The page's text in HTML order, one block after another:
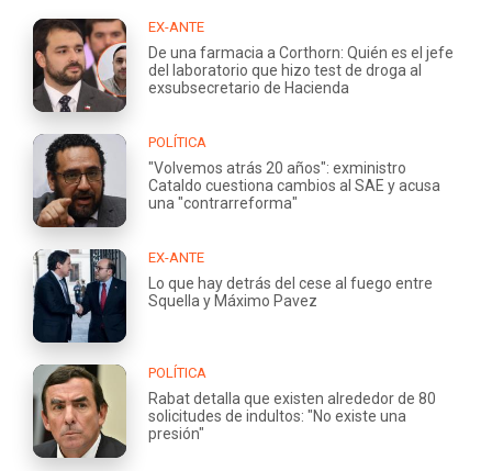
EX-ANTE
De una farmacia a Corthorn: Quién es el jefe
del laboratorio que hizo test de droga al
exsubsecretario de Hacienda
POLÍTICA
"Volvemos atrás 20 años": exministro
Cataldo cuestiona cambios al SAE y acusa
una "contrarreforma"
EX-ANTE
Lo que hay detrás del cese al fuego entre
Squella y Máximo Pavez
POLÍTICA
Rabat detalla que existen alrededor de 80
solicitudes de indultos: "No existe una
presión"